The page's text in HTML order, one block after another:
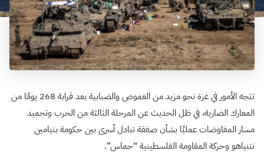
تتجه الأمور في غزة نحو مزيد من الغموض والضبابية بعد قرابة 268 يومًا من
المعارك الضارية، في ظل الحديث عن المرحلة الثالثة من الحرب وتجميد
مسار المفاوضات عمليًا بشأن صفقة تبادل أسرى بين حكومة بنيامين
نتنياهو وحركة المقاومة الفلسطينية “حماس”.